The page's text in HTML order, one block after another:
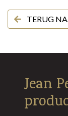
TERUG
Jean